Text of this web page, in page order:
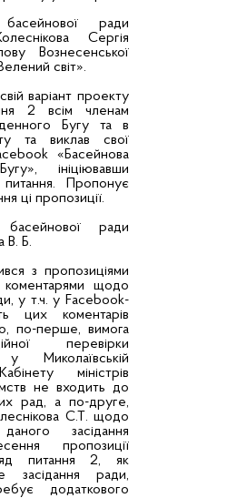
ради
Сергія
Вознесенської
світ».
варіант проекту
2 всім членам
Бугу та в
та виклав свої
«Басейнова
ініціювавши
Пропонує
ці пропозиції.
басейнової ради
В. Б.
з пропозиціями
коментарями щодо
у т.ч. у Facebook-
цих коментарів
по-перше, вимога
перевірки
Миколаївській
міністрів
не входить до
рад, а по-друге,
С.Т. щодо
засідання
пропозиції
питання 2, як
засідання ради,
додаткового